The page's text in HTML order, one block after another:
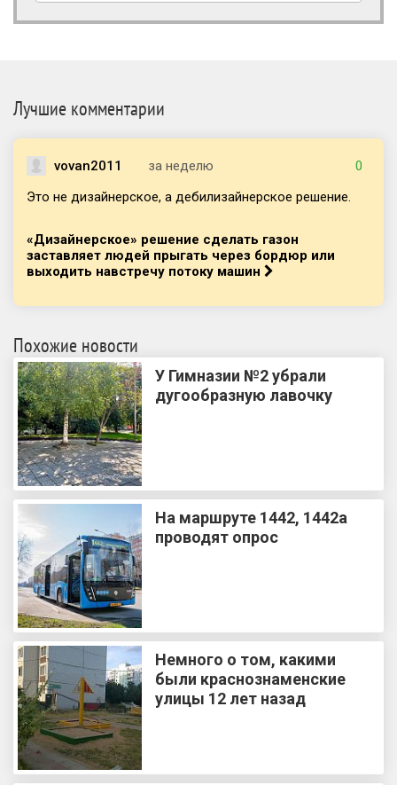
Лучшие комментарии
vovan2011 за неделю
0
Это не дизайнерское, а дебилизайнерское решение.
«Дизайнерское» решение сделать газон
заставляет людей прыгать через бордюр или
выходить навстречу потоку машин
Похожие новости
У Гимназии №2 убрали
дугообразную лавочку
На маршруте 1442, 1442а
проводят опрос
Немного о том, какими
были краснознаменские
улицы 12 лет назад